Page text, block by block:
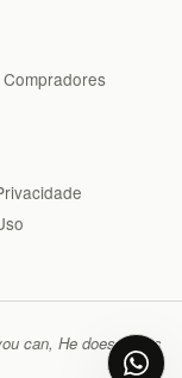
can, He does things